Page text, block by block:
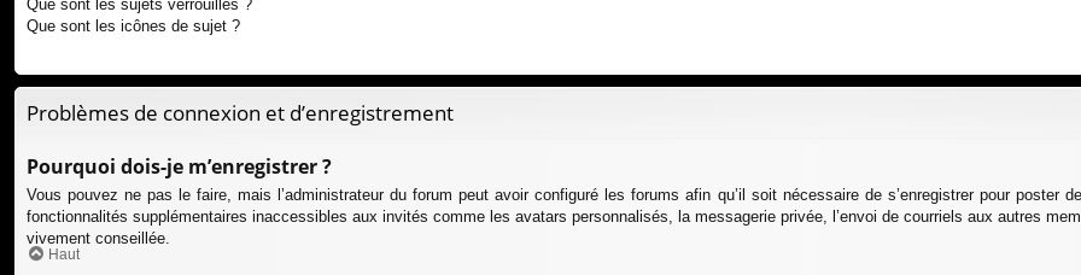
Que sont les sujets verrouillés ?
Que sont les icônes de sujet ?
Problèmes de connexion et d’enregistrement
Pourquoi dois-je m’enregistrer ?
Vous pouvez ne pas le faire, mais l’administrateur du forum peut avoir configuré les forums afin qu’il soit nécessaire de s’enregistrer pour poster
fonctionnalités supplémentaires inaccessibles aux invités comme les avatars personnalisés, la messagerie privée, l’envoi de courriels aux autres
vivement conseillée.
Haut